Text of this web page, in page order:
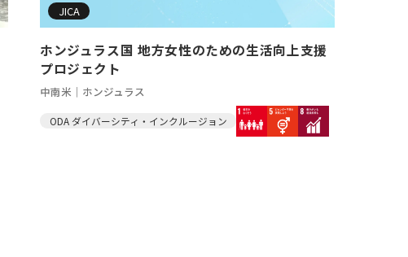
JICA
ホンジュラス国 地方女性のための生活向上支援
プロジェクト
中南米｜ホンジュラス
ODA ダイバーシティ・インクルージョン